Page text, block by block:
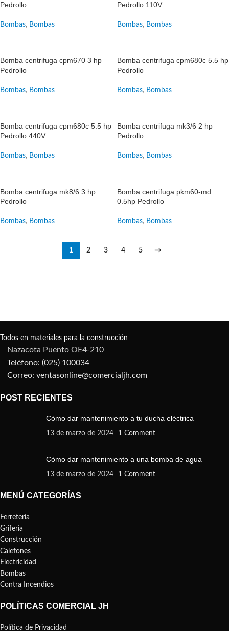
Pedrollo
Bombas, Bombas
Pedrollo 110V
Bombas, Bombas
Bomba centrifuga cpm670 3 hp
Pedrollo
Bombas, Bombas
Bomba centrifuga cpm680c 5.5 hp
Pedrollo
Bombas, Bombas
Bomba centrifuga cpm680c 5.5 hp
Pedrollo 440V
Bombas, Bombas
Bomba centrifuga mk3/6 2 hp
Pedrollo
Bombas, Bombas
Bomba centrifuga mk8/6 3 hp
Pedrollo
Bombas, Bombas
Bomba centrifuga pkm60-md
0.5hp Pedrollo
Bombas, Bombas
1 2 3 4 5 →
Todos en materiales para la construcción
Nazacota Puento OE4-210
Teléfono: (025) 100034
Correo: ventasonline@comercialjh.com
POST RECIENTES
Cómo dar mantenimiento a tu ducha eléctrica
13 de marzo de 2024 1 Comment
Cómo dar mantenimiento a una bomba de agua
13 de marzo de 2024 1 Comment
MENÚ CATEGORÍAS
Ferretería
Grifería
Construcción
Calefones
Electricidad
Bombas
Contra Incendios
POLÍTICAS COMERCIAL JH
Política de Privacidad